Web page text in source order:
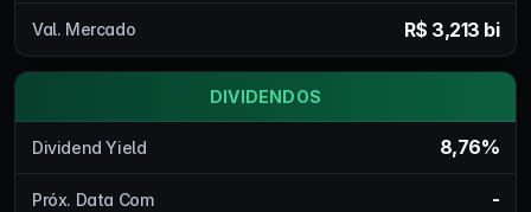
Val. Mercado R$ 3,213 bi
DIVIDENDOS
Dividend Yield 8,76%
Próx. Data Com -